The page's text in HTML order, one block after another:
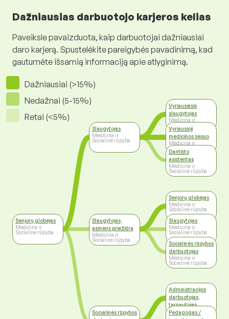
Dažniausias darbuotojo karjeros kelias
Paveiksle pavaizduota, kaip darbuotojai dažniausiai
daro karjerą. Spustelėkite pareigybės pavadinimą, kad
gautumėte išsamią informaciją apie atlyginimą.
Dažniausiai (>15%)
Nedažnai (5-15%)
Retai (<5%)
Senjorų globėjas
Medicina ir
Socialinė rūpyba
Slaugytojas
Medicina ir
Socialinė rūpyba
Slaugytojas,
asmens priežiūra
Medicina ir
Socialinė rūpyba
Socialinės rūpybos
Vyriausiasis
slaugytojas
Medicina ir
Socialinė rūpyba
Vyriausioji
medicinos sesuo
Medicina ir
Socialinė rūpyba
Dantisto
asistentas
Medicina ir
Socialinė rūpyba
Senjorų globėjas
Medicina ir
Socialinė rūpyba
Slaugytojas
Medicina ir
Socialinė rūpyba
Socialinės rūpybos
darbuotojas
Medicina ir
Socialinė rūpyba
Administracijos
darbuotojas,
tarnautojas
Administravimas
Pedagogas /